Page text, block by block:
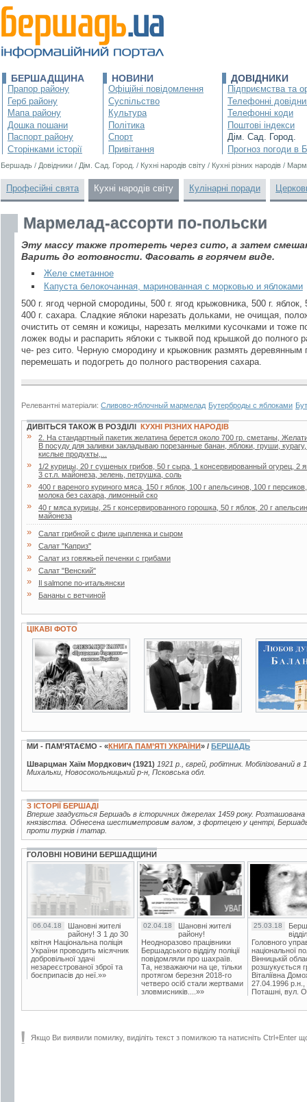
БЕРШАДЩИНА
Прапор району
Герб району
Мапа району
Дошка пошани
Паспорт району
Сторінками історії
НОВИНИ
Офіційні повідомлення
Суспільство
Культура
Політика
Спорт
Привітання
ДОВІДНИКИ
Підприємства та
Телефонні
Телефонні коди
Поштові індекси
Дім. Сад. Город.
Прогноз погоди в
Бершадь / Довідники / Дім. Сад. Город. / Кухні народів світу / Кухні різних народів /
Професійні свята Кухні народів світу Кулінарні поради
Мармелад-ассорти по-польски
Эту массу также протереть через сито, а затем
Варить до готовности. Фасовать в горячем виде.
Желе сметанное
Капуста белокочанная, маринованная с морковью и яблоками
500 г. ягод черной смородины, 500 г. ягод крыжовника, 500 г. яблок,
400 г. сахара. Сладкие яблоки нарезать дольками, не очищая,
очистить от семян и кожицы, нарезать мелкими кусочками и тоже
ложек воды и распарить яблоки с тыквой под крышкой до полного
че- рез сито. Черную смородину и крыжовник размять деревянным
перемешать и подогреть до полного растворения сахара.
Релевантні матеріали: Сливово-яблочный мармелад Бутерброды с яблоками
ДИВІТЬСЯ ТАКОЖ В РОЗДІЛІ КУХНІ РІЗНИХ НАРОДІВ
»
2. Ha стaндapтный пaкетик желaтинa беpется около 700 гp. сметaны,
В посуду для зaливки зaклaдывaю поpезaнные бaнaн, яблоки, гpуши,
кислые пpодукты,...
»
1/2 курицы, 20 г сушеных грибов, 50 г сыра, 1 консервированный огурец, 2
3 ст.л. майонеза, зелень, петрушка, соль
»
400 г вареного куриного мяса, 150 г яблок, 100 г апельсинов, 100 г
молока без сахара, лимонный ско
»
40 г мяса курицы, 25 г консервированного горошка, 50 г яблок, 20 г
майонеза
» Салат грибной с филе цыпленка и сыром
» Салат "Каприз"
» Салат из говяжьей печенки с грибами
» Салат "Венский"
» Il salmone по-итальянски
» Бананы с ветчиной
ЦІКАВІ ФОТО
4 фото 2 фото 4 фото
МИ - ПАМ’ЯТАЄМО - «КНИГА ПАМ’ЯТІ УКРАЇНИ» / БЕРШАДЬ
Шварцман Хаїм Мордкович (1921) 1921 р., єврей, робітник. Мобілізований
Михальки, Новосокольницький р-н, Псковська обл.
З ІСТОРІЇ БЕРШАДІ
Вперше згадується Бершадь в історичних джерелах 1459 року. Розташована
князівства. Обнесена шестиметровим валом, з фортецею у центрі,
проти турків і татар.
ГОЛОВНІ НОВИНИ БЕРШАДЩИНИ
06.04.18
Шановні жителі
району! З 1 до 30
квітня Національна поліція
України проводить місячник
добровільної здачі
незареєстрованої зброї та
боєприпасів до неї.»»
02.04.18
Шановні жителі
району!
Неодноразово працівники
Бершадського відділу поліції
повідомляли про шахраїв.
Та, незважаючи на це, тільки
протягом березня 2018-го
четверо осіб стали жертвами
зловмисників....»»
25.03.18
Головного
національної
Вінницькій
розшукується
Віталіївна
27.04.1996 р.н.,
Поташні, вул.
Якщо Ви виявили помилку, виділіть текст з помилкою та натисніть Ctrl+Enter